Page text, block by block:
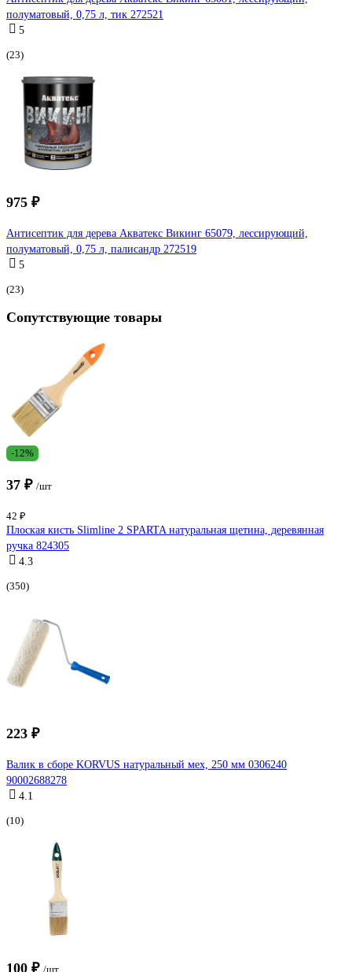
полуматовый, 0,75 л, тик 272521
5
(23)
975 ₽
Антисептик для дерева Акватекс Викинг 65079, лессирующий,
полуматовый, 0,75 л, палисандр 272519
5
(23)
Сопутствующие товары
-12%
37 ₽ /шт
42 ₽
Плоская кисть Slimline 2 SPARTA натуральная щетина, деревянная
ручка 824305
4.3
(350)
223 ₽
Валик в сборе KORVUS натуральный мех, 250 мм 0306240
90002688278
4.1
(10)
100 ₽ /шт